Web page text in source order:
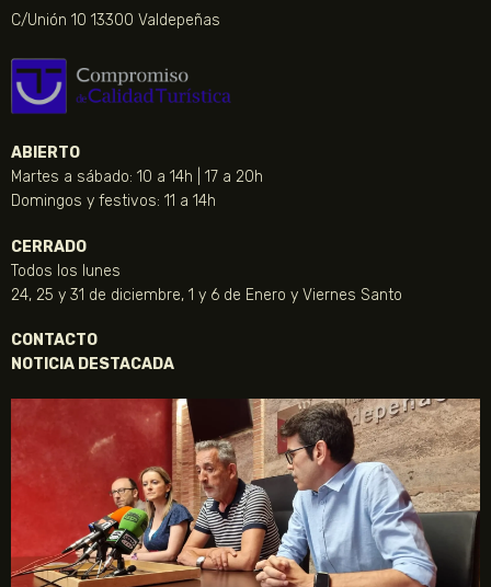
C/Unión 10 13300 Valdepeñas
ABIERTO
Martes a sábado: 10 a 14h | 17 a 20h
Domingos y festivos: 11 a 14h
CERRADO
Todos los lunes
24, 25 y 31 de diciembre, 1 y 6 de Enero y Viernes Santo
CONTACTO
NOTICIA DESTACADA